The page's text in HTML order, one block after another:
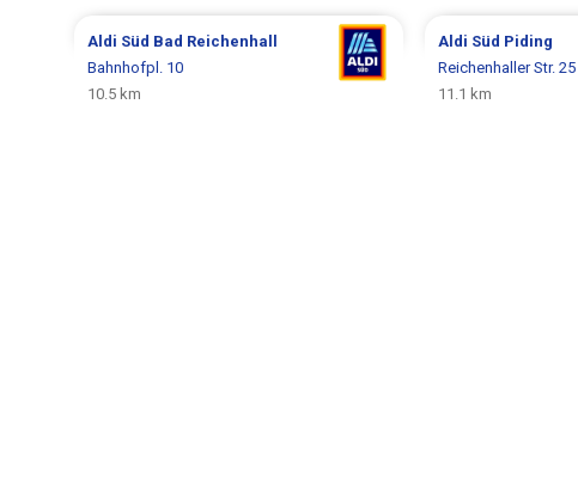
Aldi Süd Bad Reichenhall
Bahnhofpl. 10
10.5 km
Aldi Süd Piding
Reichenhaller Str. 25
11.1 km